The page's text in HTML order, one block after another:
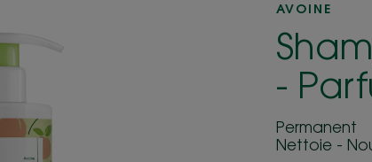
AVOINE
-
Permanent
Nettoie -